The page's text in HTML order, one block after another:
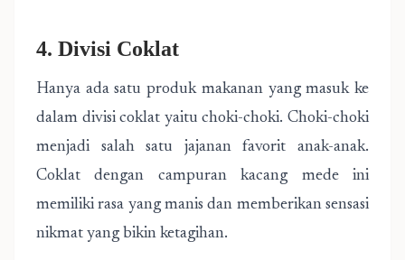
4. Divisi Coklat
Hanya ada satu produk makanan yang masuk ke
dalam divisi coklat yaitu choki-choki. Choki-choki
menjadi salah satu jajanan favorit anak-anak.
Coklat dengan campuran kacang mede ini
memiliki rasa yang manis dan memberikan sensasi
nikmat yang bikin ketagihan.